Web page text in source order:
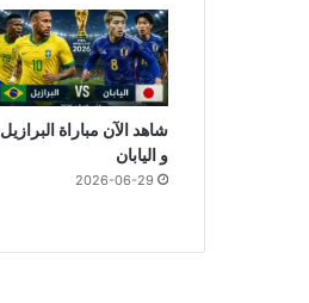
شاهد الآن مباراة البرازيل
و اليابان
2026-06-29